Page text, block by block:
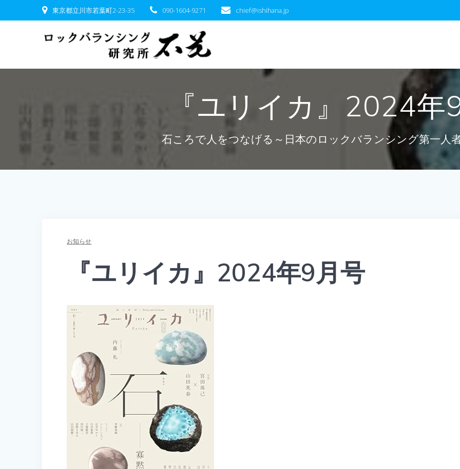
ン
へ
東京都立川市若葉町2-23-35 090-1604-9271 chief@ishihana.jp
『ユリイカ』2024年
石ころで人をつなげる～日本のロックバランシング第一人
お知らせ
『ユリイカ』2024年9月号